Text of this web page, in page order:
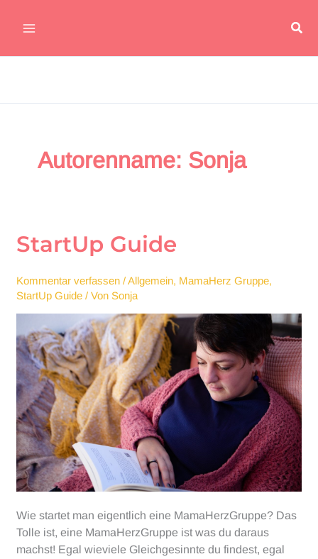
Inhalt
Autorenname: Sonja
StartUp Guide
Kommentar verfassen /Allgemein, MamaHerz Gruppe,
StartUp Guide / VonSonja
Wie startet man eigentlich eine MamaHerzGruppe? Das
Tolle ist, eine MamaHerzGruppe ist was du daraus
machst! Egal wieviele Gleichgesinnte du findest, egal